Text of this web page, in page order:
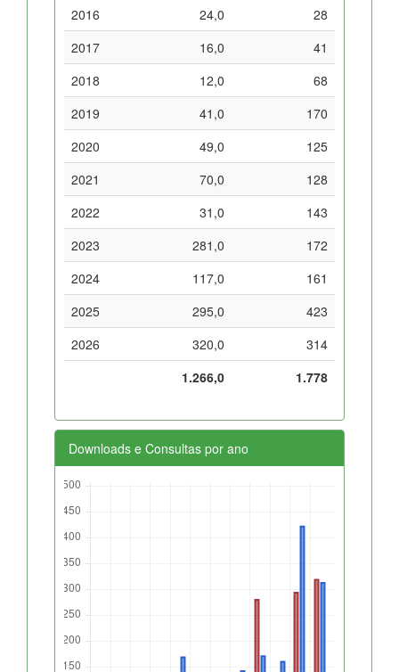
2016
24,0
28
2017
16,0
41
2018
12,0
68
2019
41,0
170
2020
49,0
125
2021
70,0
128
2022
31,0
143
2023
281,0
172
2024
117,0
161
2025
295,0
423
2026
320,0
314
1.266,0
1.778
Downloads e Consultas por ano